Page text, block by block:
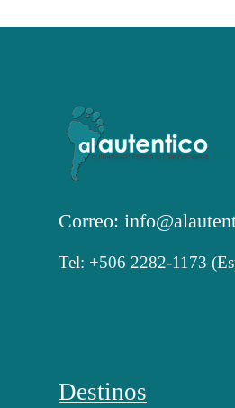
Correo:
Tel: +506 2282-1173
Destinos